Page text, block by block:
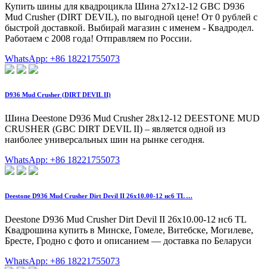
Купить шины для квадроцикла Шина 27x12-12 GBC D936
Mud Crusher (DIRT DEVIL), по выгодной цене! От 0 рублей с
быстрой доставкой. Выбирай магазин с именем - Квадродел.
Работаем с 2008 года! Отправляем по России.
WhatsApp: +86 18221755073
D936 Mud Crusher (DIRT DEVIL II)
Шина Deestone D936 Mud Crusher 28x12-12 DEESTONE MUD
CRUSHER (GBC DIRT DEVIL II) – является одной из
наиболее универсальных шин на рынке сегодня.
WhatsApp: +86 18221755073
Deestone D936 Mud Crusher Dirt Devil II 26x10.00-12 нс6 TL …
Deestone D936 Mud Crusher Dirt Devil II 26x10.00-12 нс6 TL
Квадрошина купить в Минске, Гомеле, Витебске, Могилеве,
Бресте, Гродно с фото и описанием — доставка по Беларуси
WhatsApp: +86 18221755073